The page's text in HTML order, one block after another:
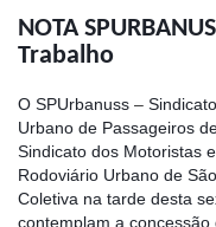
NOTA
Trabalho
O SPUrbanuss –
Urbano de Passageiros
Sindicato dos Motoristas
Rodoviário Urbano de
Coletiva na tarde desta
contemplam a